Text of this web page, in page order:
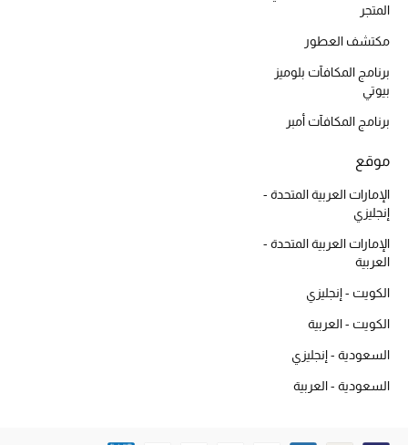
أبرز الحقائب
الموسم الجديد
أحذية النسائية
تشكيلة الأحذية
أحذية للأطفال
أبرز المصممين
المتجر
مكتشف العطور
برنامج المكافآت بلوميز
بيوتي
برنامج المكافآت أمبر
موقع
الإمارات العربية المتحدة -
إنجليزي
الإمارات العربية المتحدة -
العربية
الكويت - إنجليزي
الكويت - العربية
السعودية - إنجليزي
السعودية - العربية